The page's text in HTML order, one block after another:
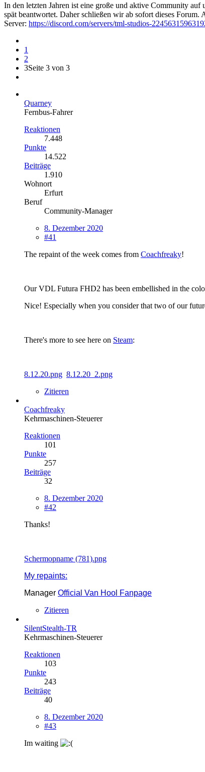
In den letzten Jahren ist eine große und aktive Community
spät beantwortet. Daher schließen wir ab sofort dieses
Server: https://discord.com/servers/tml-studios-
1
2
3Seite 3 von 3
Quarney
Fernbus-Fahrer
Reaktionen
7.448
Punkte
14.522
Beiträge
1.910
Wohnort
Erfurt
Beruf
Community-Manager
8. Dezember 2020
#41
The repaint of the week comes from Coachfreaky!
Our VDL Futura FHD2 has been embellished in the
Nice! Especially when you consider that two of our
There's more to see here on Steam:
8.12.20.png 8.12.20_2.png
Zitieren
Coachfreaky
Kehrmaschinen-Steuerer
Reaktionen
101
Punkte
257
Beiträge
32
8. Dezember 2020
#42
Thanks!
Schermopname (781).png
My repaints:
Manager Official Van Hool Fanpage
Zitieren
SilentStealth-TR
Kehrmaschinen-Steuerer
Reaktionen
103
Punkte
243
Beiträge
40
8. Dezember 2020
#43
Im waiting